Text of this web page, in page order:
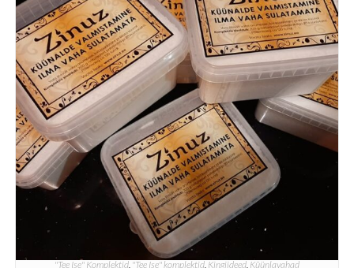
"Tee Ise" Komplektid "Tee Ise" komplektid Kingiideed Küünlavahad